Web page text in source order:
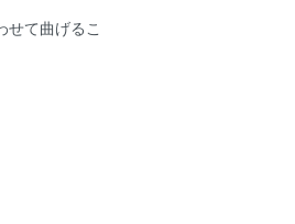
せて曲げるこ